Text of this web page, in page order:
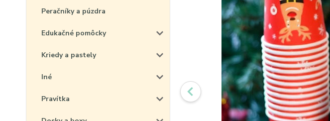
Peračníky a púzdra
Edukačné pomôcky
Kriedy a pastely
Iné
Pravítka